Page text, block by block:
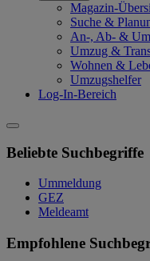
Magazin-
Suche &
An-, Ab- &
Umzug &
Wohnen &
Umzugshelfer
Log-In-Bereich
Beliebte Suchbegriffe
Ummeldung
GEZ
Meldeamt
Empfohlene